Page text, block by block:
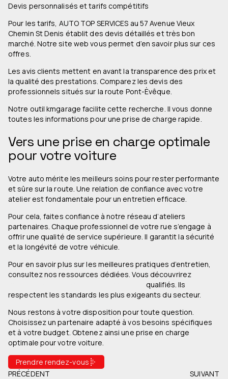
Devis personnalisés et tarifs compétitifs
Pour les tarifs, AUTO TOP SERVICES au 57 Avenue Vieux
Chemin St Denis établit des devis détaillés et très bon
marché. Notre site web vous permet d’en savoir plus sur ces
offres.
Les avis clients mettent en avant la transparence des prix et
la qualité des prestations. Comparez les devis des
professionnels situés sur la route Pont-Èvêque.
Notre outil kmgarage facilite cette recherche. Il vous donne
toutes les informations pour une prise de charge rapide.
Vers une prise en charge optimale
pour votre voiture
Votre auto mérite les meilleurs soins pour rester performante
et sûre sur la route. Une relation de confiance avec votre
atelier est fondamentale pour un entretien efficace.
Pour cela, faites confiance à notre réseau d’ateliers
partenaires. Chaque professionnel de votre rue s’engage à
offrir une qualité de service supérieure. Il garantit la sécurité
et la longévité de votre véhicule.
Pour en savoir plus sur les meilleures pratiques d’entretien,
consultez nos ressources dédiées. Vous découvrirez
qualifiés. Ils
respectent les standards les plus exigeants du secteur.
Nous restons à votre disposition pour toute question.
Choisissez un partenaire adapté à vos besoins spécifiques
et à votre budget. Obtenez ainsi une prise en charge
optimale pour votre voiture.
Prendre rendez-vous
PRÉCÉDENT
SUIVANT